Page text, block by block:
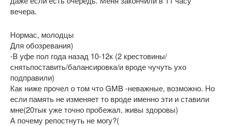
вечера.
Нормас, молодцы
Для обозревания)
-В уфе пол года назад 10-12к (2 крестовины/
снятьпоставить/балансировка/и вроде чучуть ухо
подправили)
Как ниже прочел о том что GMB -неважные, возможно. Но
если память не изменяет то вроде именно эти и ставили
мне(20тык уже точно пробежал, живы здоровы)
А почему репостнуть не могу?(